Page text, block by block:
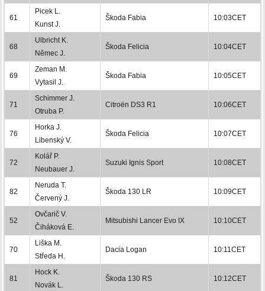
61
Picek L.
Kunst J.
Škoda Fabia 10:03CET
68
Ulbricht K.
Němec J.
Škoda Felicia 10:04CET
69
Zeman M.
Vytasil J.
Škoda Fabia 10:05CET
71
Schimmer J.
Otruba P.
Citroën DS3 R1 10:06CET
76
Horka J.
Libenský V.
Škoda Felicia 10:07CET
72
Kolář P.
Neubauer J.
Suzuki Ignis Sport 10:08CET
82
Neruda T.
Červený J.
Škoda 130 LR 10:09CET
52
Ovčarič V.
Čiháková E.
Mitsubishi Lancer Evo IX 10:10CET
70
Liška M.
Středa H.
Dacia Logan 10:11CET
81
Hock K.
Novák L.
Škoda 130 RS 10:12CET